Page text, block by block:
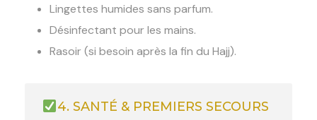
Lingettes humides sans parfum.
Désinfectant pour les mains.
Rasoir (si besoin après la fin du Hajj).
4. SANTÉ & PREMIERS SECOURS